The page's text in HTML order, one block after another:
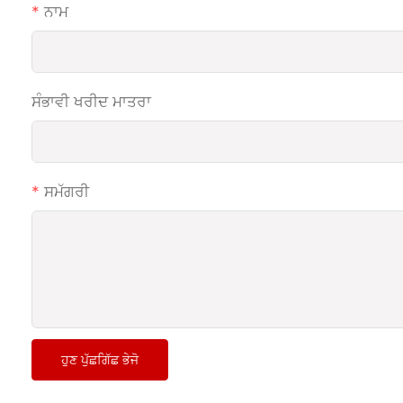
ਨਾਮ
ਸੰਭਾਵੀ ਖਰੀਦ ਮਾਤਰਾ
ਸਮੱਗਰੀ
ਹੁਣ ਪੁੱਛਗਿੱਛ ਭੇਜੋ